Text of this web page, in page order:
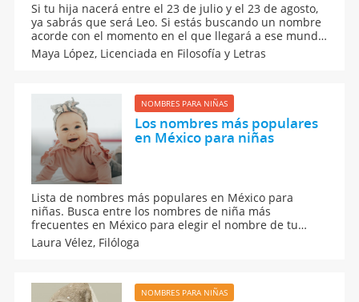
Si tu hija nacerá entre el 23 de julio y el 23 de agosto,
ya sabrás que será Leo. Si estás buscando un nombre
acorde con el momento en el que llegará a ese mundo,
no te pierdas estos nombres para niñas con mucho
estilo que nacen bajo el signo de Leo.
Maya López, Licenciada en Filosofía y Letras
NOMBRES PARA NIÑAS
Los nombres más populares
en México para niñas
Lista de nombres más populares en México para
niñas. Busca entre los nombres de niña más
frecuentes en México para elegir el nombre de tu
bebé. Te proponemos nombres para niñas que son los
más frecuentes entre los bebés recién nacidos en
Guadalajara.
Laura Vélez, Filóloga
NOMBRES PARA NIÑAS